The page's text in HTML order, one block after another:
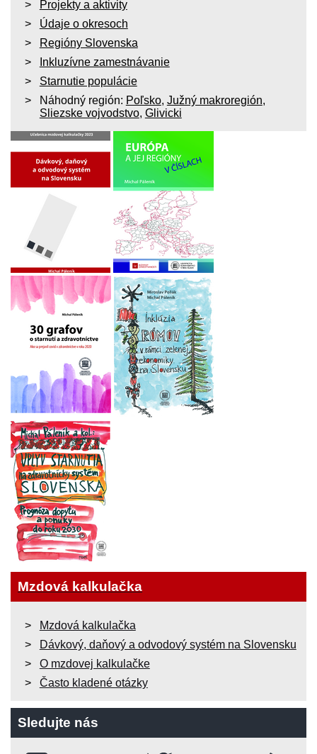
Projekty a aktivity
Údaje o okresoch
Regióny Slovenska
Inkluzívne zamestnávanie
Starnutie populácie
Náhodný región: Poľsko, Južný makroregión,
Sliezske vojvodstvo, Glivicki
Mzdová kalkulačka
Mzdová kalkulačka
Dávkový, daňový a odvodový systém na Slovensku
O mzdovej kalkulačke
Často kladené otázky
Sledujte nás